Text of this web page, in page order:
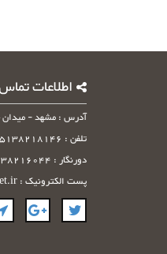
اطلاعات
آدرس : مشهد - میدان
تلفن : 05138218146
دورنگار : 05138216044
پست الکترونیک : info@gsinet.ir